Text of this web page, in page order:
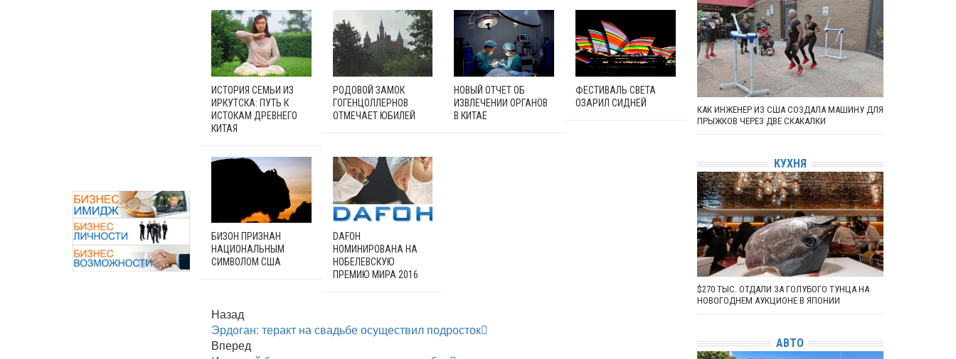
ИСТОРИЯ СЕМЬИ ИЗ
ИРКУТСКА: ПУТЬ К
ИСТОКАМ ДРЕВНЕГО
КИТАЯ
РОДОВОЙ ЗАМОК
ГОГЕНЦОЛЛЕРНОВ
ОТМЕЧАЕТ ЮБИЛЕЙ
НОВЫЙ ОТЧЕТ ОБ
ИЗВЛЕЧЕНИИ ОРГАНОВ
В КИТАЕ
ФЕСТИВАЛЬ СВЕТА
ОЗАРИЛ СИДНЕЙ
БИЗОН ПРИЗНАН
НАЦИОНАЛЬНЫМ
СИМВОЛОМ США
DAFOH
НОМИНИРОВАНА НА
НОБЕЛЕВСКУЮ
ПРЕМИЮ МИРА 2016
Назад
Эрдоган: теракт на свадьбе осуществил подросток
Вперед
КАК ИНЖЕНЕР ИЗ США СОЗДАЛА МАШИНУ ДЛЯ
ПРЫЖКОВ ЧЕРЕЗ ДВЕ СКАКАЛКИ
КУХНЯ
$270 ТЫС. ОТДАЛИ ЗА ГОЛУБОГО ТУНЦА НА
НОВОГОДНЕМ АУКЦИОНЕ В ЯПОНИИ
АВТО